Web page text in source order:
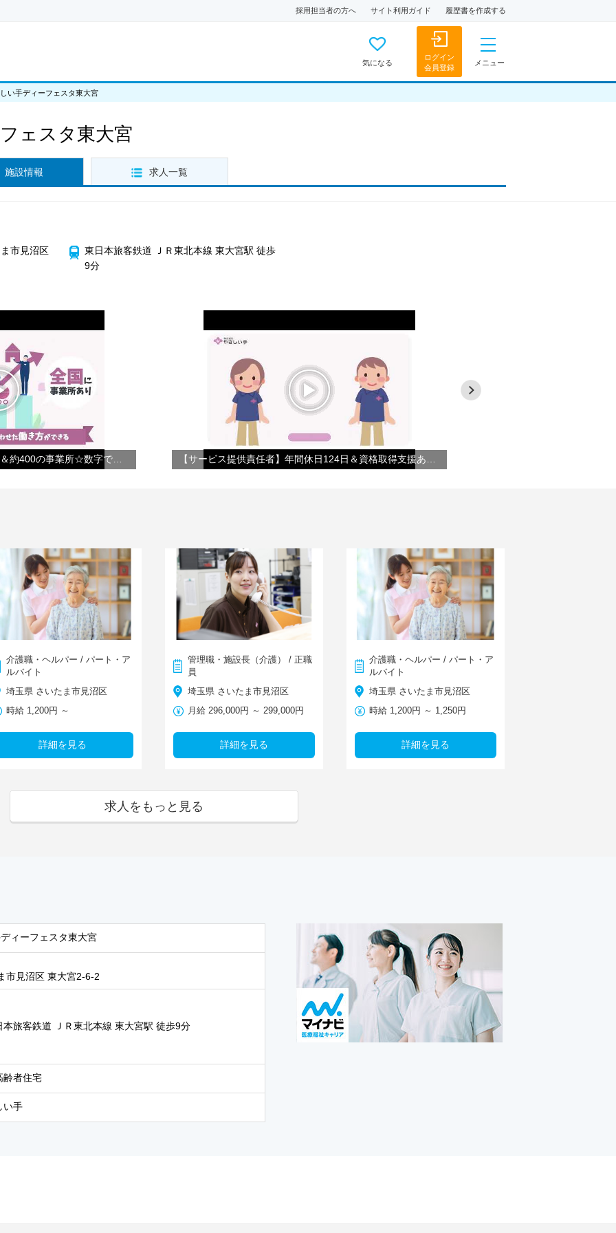
採用担当者の方へ サイト利用ガイド 履歴書を作成する
気になる
ログイン
会員登録
メニュー
い手ディーフェスタ東大宮
ェスタ東大宮
施設情報 求人一覧
市見沼区
東日本旅客鉄道 ＪＲ東北本線 東大宮駅 徒歩
9分
介護職・ヘルパー / パート・ア
ルバイト
埼玉県 さいたま市見沼区
時給 1,200円 ～
詳細を見る
管理職・施設長（介護） / 正職
員
埼玉県 さいたま市見沼区
月給 296,000円 ～ 299,000円
詳細を見る
介護職・ヘルパー / パート・ア
ルバイト
埼玉県 さいたま市見沼区
時給 1,200円 ～ 1,250円
詳細を見る
求人をもっと見る
ィーフェスタ東大宮
市見沼区 東大宮2-6-2
本旅客鉄道 ＪＲ東北本線 東大宮駅 徒歩9分
齢者住宅
い手